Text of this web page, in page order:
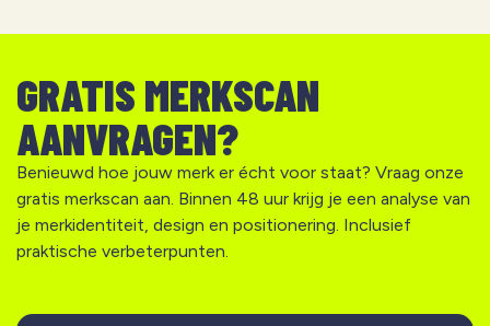
GRATIS MERKSCAN
AANVRAGEN?
Benieuwd hoe jouw merk er écht voor staat? Vraag onze
gratis merkscan aan. Binnen 48 uur krijg je een analyse van
je merkidentiteit, design en positionering. Inclusief
praktische verbeterpunten.